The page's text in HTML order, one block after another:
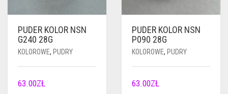
PUDER KOLOR NSN
G240 28G
KOLOROWE, PUDRY
63.00ZŁ
PUDER KOLOR NSN
P090 28G
KOLOROWE, PUDRY
63.00ZŁ